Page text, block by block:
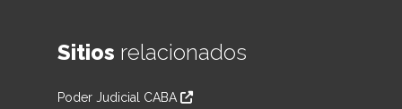
Sitios relacionados
Poder Judicial CABA